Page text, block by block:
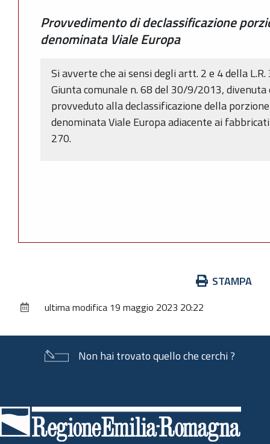
Provvedimento di declassificazione
denominata Viale Europa
Si avverte che ai sensi degli artt. 2 e 4 della
Giunta comunale n. 68 del 30/9/2013, divenuta
provveduto alla declassificazione della
denominata Viale Europa adiacente ai
270.
documento
STAMPA
ultima modifica 19 maggio 2023 20:22
Non hai trovato quello che cerchi ?
di
pagina